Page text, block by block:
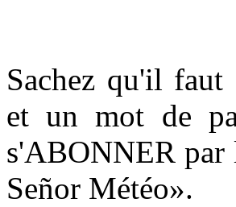
Sachez qu'il
et un mot de
s'ABONNER par
Señor Météo».